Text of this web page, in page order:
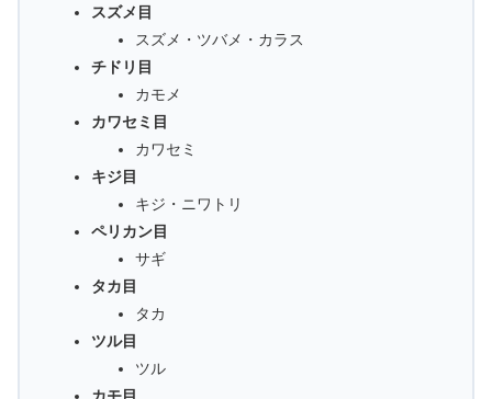
スズメ目
スズメ・ツバメ・カラス
チドリ目
カモメ
カワセミ目
カワセミ
キジ目
キジ・ニワトリ
ペリカン目
サギ
タカ目
タカ
ツル目
ツル